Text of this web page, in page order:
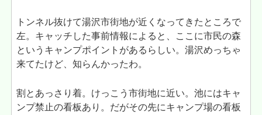
トンネル抜けて湯沢市街地が近くなってきたところで
左。キャッチした事前情報によると、ここに市民の森
というキャンプポイントがあるらしい。湯沢めっちゃ
来てたけど、知らんかったわ。
割とあっさり着。けっこう市街地に近い。池にはキャ
ンプ禁止の看板あり。だがその先にキャンプ場の看板